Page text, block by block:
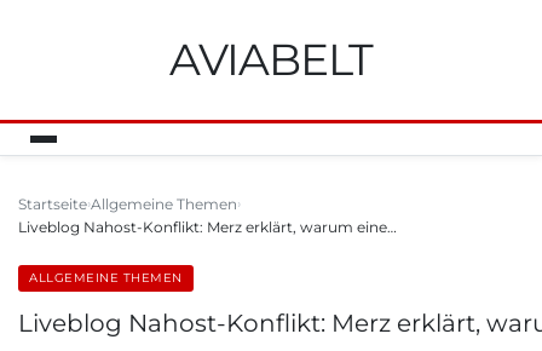
AVIABELT
Startseite Allgemeine Themen
Liveblog Nahost-Konflikt: Merz erklärt, warum eine…
ALLGEMEINE THEMEN
Liveblog Nahost-Konflikt: Merz erklärt,